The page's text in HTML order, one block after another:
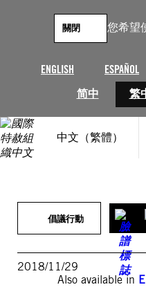
您希望
ENGLISH ESPAÑOL
简中
繁
關閉
中文（繁體）
倡議行動
2018/11/29
Also available in